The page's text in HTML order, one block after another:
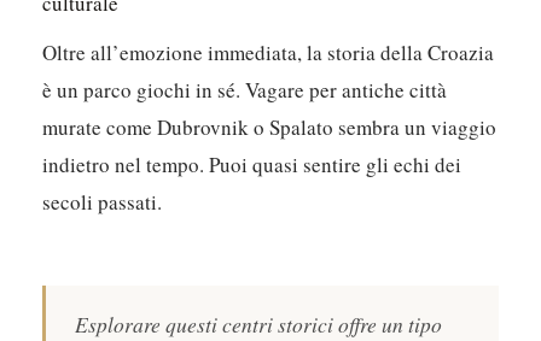
Oltre all’emozione immediata, la storia della Croazia
è un parco giochi in sé. Vagare per antiche città
murate come Dubrovnik o Spalato sembra un viaggio
indietro nel tempo. Puoi quasi sentire gli echi dei
secoli passati.
Esplorare questi centri storici offre un tipo